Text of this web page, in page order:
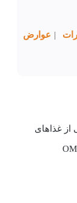
| عوارض